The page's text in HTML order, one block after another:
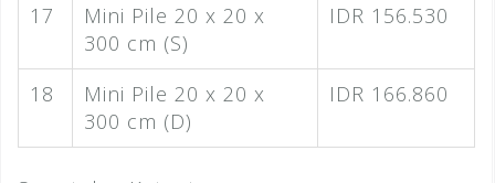
17
Mini Pile 20 x 20 x
300 cm (S)
IDR 156.530
18
Mini Pile 20 x 20 x
300 cm (D)
IDR 166.860